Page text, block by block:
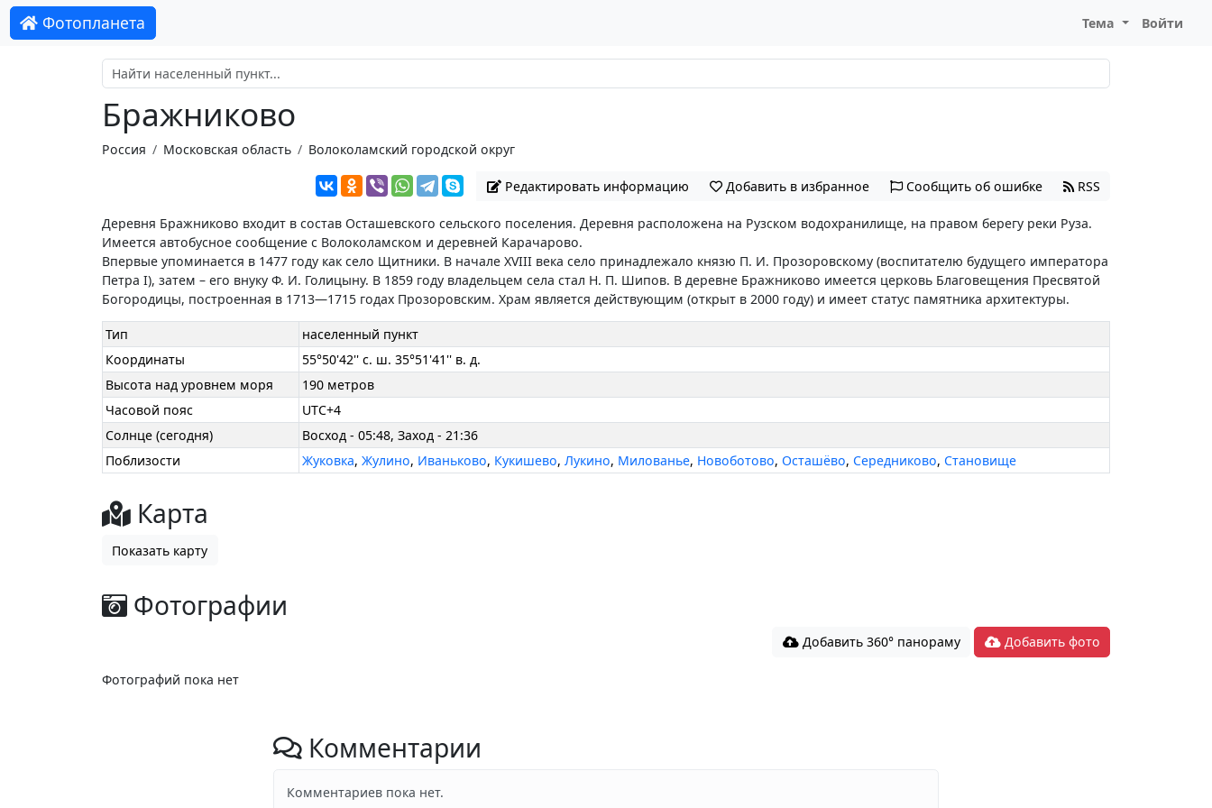
Фотопланета Тема Войти
Бражниково
Россия Московская область Волоколамский городской округ
Редактировать информацию Добавить в избранное Сообщить об ошибке RSS
Деревня Бражниково входит в состав Осташевского сельского поселения. Деревня расположена на Рузском водохранилище, на правом берегу реки Руза.
Имеется автобусное сообщение с Волоколамском и деревней Карачарово.
Впервые упоминается в 1477 году как село Щитники. В начале XVIII века село принадлежало князю П. И. Прозоровскому (воспитателю будущего императора
Петра I), затем – его внуку Ф. И. Голицыну. В 1859 году владельцем села стал Н. П. Шипов. В деревне Бражниково имеется церковь Благовещения Пресвятой
Богородицы, построенная в 1713—1715 годах Прозоровским. Храм является действующим (открыт в 2000 году) и имеет статус памятника архитектуры.
Тип
населенный пункт
Координаты
55°50'42'' с. ш. 35°51'41'' в. д.
Высота над уровнем моря
190 метров
Часовой пояс
UTC+4
Солнце (сегодня)
Восход - 05:48, Заход - 21:36
Поблизости
Жуковка,Жулино, Иваньково, Кукишево,Лукино, Милованье, Новоботово,Осташёво, Середниково, Становище
Карта
Показать карту
Фотографии
Добавить 360° панораму Добавить фото
Фотографий пока нет
Комментарии
Комментариев пока нет.